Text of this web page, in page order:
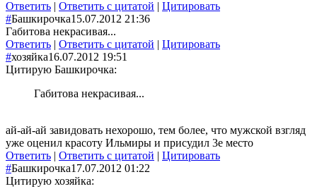
Ответить | Ответить с цитатой | Цитировать
#Башкирочка15.07.2012 21:36
Габитова некрасивая...
Ответить | Ответить с цитатой | Цитировать
#хозяйка16.07.2012 19:51
Цитирую Башкирочка:
Габитова некрасивая...
ай-ай-ай завидовать нехорошо, тем более, что мужской взгляд
уже оценил красоту Ильмиры и присудил 3е место
Ответить | Ответить с цитатой | Цитировать
#Башкирочка17.07.2012 01:22
Цитирую хозяйка: